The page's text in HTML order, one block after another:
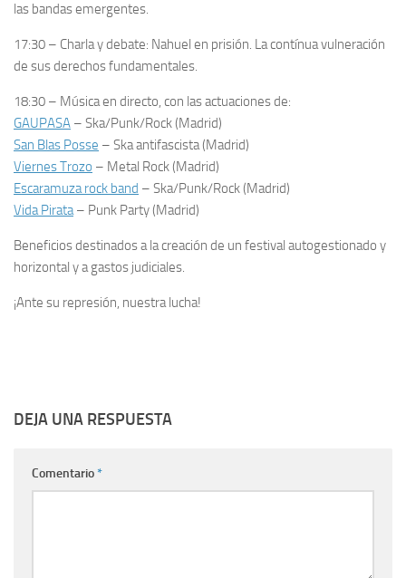
las bandas emergentes.
17:30 – Charla y debate: Nahuel en prisión. La contínua vulneración
de sus derechos fundamentales.
18:30 – Música en directo, con las actuaciones de:
GAUPASA – Ska/Punk/Rock (Madrid)
San Blas Posse – Ska antifascista (Madrid)
Viernes Trozo – Metal Rock (Madrid)
Escaramuza rock band – Ska/Punk/Rock (Madrid)
Vida Pirata– Punk Party (Madrid)
Beneficios destinados a la creación de un festival autogestionado y
horizontal y a gastos judiciales.
¡Ante su represión, nuestra lucha!
DEJA UNA RESPUESTA
Comentario*